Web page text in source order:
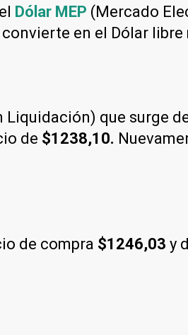
Dólar MEP (Mercado
en el Dólar
Liquidación) que surge
de $1238,10.
de compra $1246,03 y